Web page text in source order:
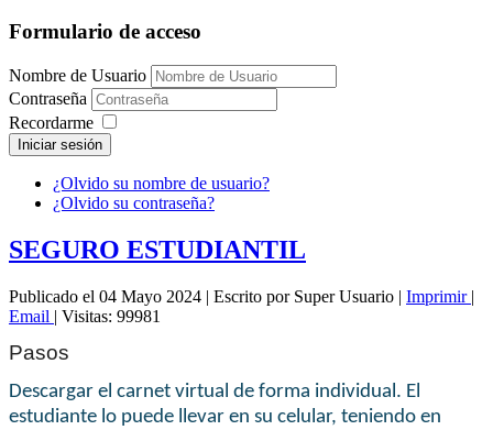
Formulario de acceso
Nombre de Usuario
Contraseña
Recordarme
Iniciar sesión
¿Olvido su nombre de usuario?
¿Olvido su contraseña?
SEGURO ESTUDIANTIL
Publicado el 04 Mayo 2024 | Escrito por Super Usuario | Imprimir |
Email | Visitas: 99981
Pasos
Descargar el carnet virtual de forma individual. El
estudiante lo puede llevar en su celular, teniendo en